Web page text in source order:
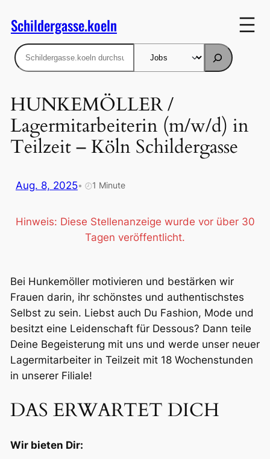
Inhalt
springen
Schildergasse.koeln
Suchen
HUNKEMÖLLER /
Lagermitarbeiterin (m/w/d) in
Teilzeit – Köln Schildergasse
Aug. 8, 2025• 🕗1 Minute
Hinweis: Diese Stellenanzeige wurde vor über 30
Tagen veröffentlicht.
Bei Hunkemöller motivieren und bestärken wir
Frauen darin, ihr schönstes und authentischstes
Selbst zu sein. Liebst auch Du Fashion, Mode und
besitzt eine Leidenschaft für Dessous? Dann teile
Deine Begeisterung mit uns und werde unser neuer
Lagermitarbeiter in Teilzeit mit 18 Wochenstunden
in unserer Filiale!
DAS ERWARTET DICH
Wir bieten Dir: